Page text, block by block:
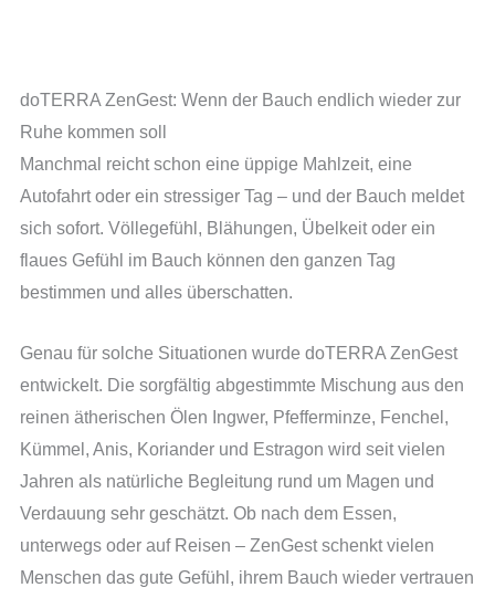
doTERRA ZenGest: Wenn der Bauch endlich wieder zur
Ruhe kommen soll
Manchmal reicht schon eine üppige Mahlzeit, eine
Autofahrt oder ein stressiger Tag – und der Bauch meldet
sich sofort. Völlegefühl, Blähungen, Übelkeit oder ein
flaues Gefühl im Bauch können den ganzen Tag
bestimmen und alles überschatten.
Genau für solche Situationen wurde doTERRA ZenGest
entwickelt. Die sorgfältig abgestimmte Mischung aus den
reinen ätherischen Ölen Ingwer, Pfefferminze, Fenchel,
Kümmel, Anis, Koriander und Estragon wird seit vielen
Jahren als natürliche Begleitung rund um Magen und
Verdauung sehr geschätzt. Ob nach dem Essen,
unterwegs oder auf Reisen – ZenGest schenkt vielen
Menschen das gute Gefühl, ihrem Bauch wieder vertrauen